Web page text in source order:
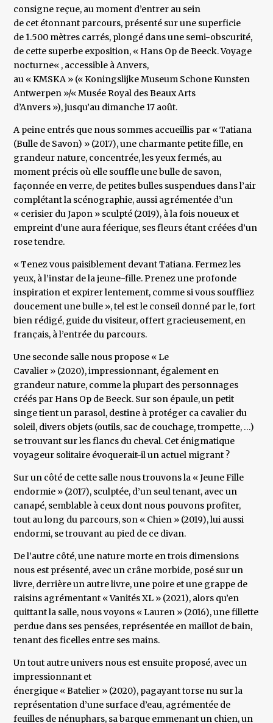
consigne reçue, au moment d’entrer au sein
de cet étonnant parcours, présenté sur une superficie
de 1.500 mètres carrés, plongé dans une semi-obscurité,
de cette superbe exposition, « Hans Op de Beeck. Voyage
nocturne« , accessible à Anvers,
au « KMSKA » (« Koningslijke Museum Schone Kunsten
Antwerpen »/« Musée Royal des Beaux Arts
d’Anvers »), jusqu’au dimanche 17 août.
A peine entrés que nous sommes accueillis par « Tatiana
(Bulle de Savon) » (2017), une charmante petite fille, en
grandeur nature, concentrée, les yeux fermés, au
moment précis où elle souffle une bulle de savon,
façonnée en verre, de petites bulles suspendues dans l’air
complétant la scénographie, aussi agrémentée d’un
« cerisier du Japon » sculpté (2019), à la fois noueux et
empreint d’une aura féerique, ses fleurs étant créées d’un
rose tendre.
« Tenez vous paisiblement devant Tatiana. Fermez les
yeux, à l’instar de la jeune-fille. Prenez une profonde
inspiration et expirer lentement, comme si vous souffliez
doucement une bulle », tel est le conseil donné par le, fort
bien rédigé, guide du visiteur, offert gracieusement, en
français, à l’entrée du parcours.
Une seconde salle nous propose « Le
Cavalier » (2020), impressionnant, également en
grandeur nature, comme la plupart des personnages
créés par Hans Op de Beeck. Sur son épaule, un petit
singe tient un parasol, destine à protéger ca cavalier du
soleil, divers objets (outils, sac de couchage, trompette, …)
se trouvant sur les flancs du cheval. Cet énigmatique
voyageur solitaire évoquerait-il un actuel migrant ?
Sur un côté de cette salle nous trouvons la « Jeune Fille
endormie » (2017), sculptée, d’un seul tenant, avec un
canapé, semblable à ceux dont nous pouvons profiter,
tout au long du parcours, son « Chien » (2019), lui aussi
endormi, se trouvant au pied de ce divan.
De l’autre côté, une nature morte en trois dimensions
nous est présenté, avec un crâne morbide, posé sur un
livre, derrière un autre livre, une poire et une grappe de
raisins agrémentant « Vanités XL » (2021), alors qu’en
quittant la salle, nous voyons « Lauren » (2016), une fillette
perdue dans ses pensées, représentée en maillot de bain,
tenant des ficelles entre ses mains.
Un tout autre univers nous est ensuite proposé, avec un
impressionnant et
énergique « Batelier » (2020), pagayant torse nu sur la
représentation d’une surface d’eau, agrémentée de
feuilles de nénuphars, sa barque emmenant un chien, un